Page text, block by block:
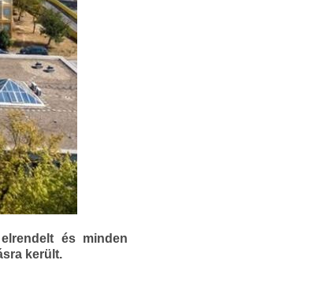
és minden
került.